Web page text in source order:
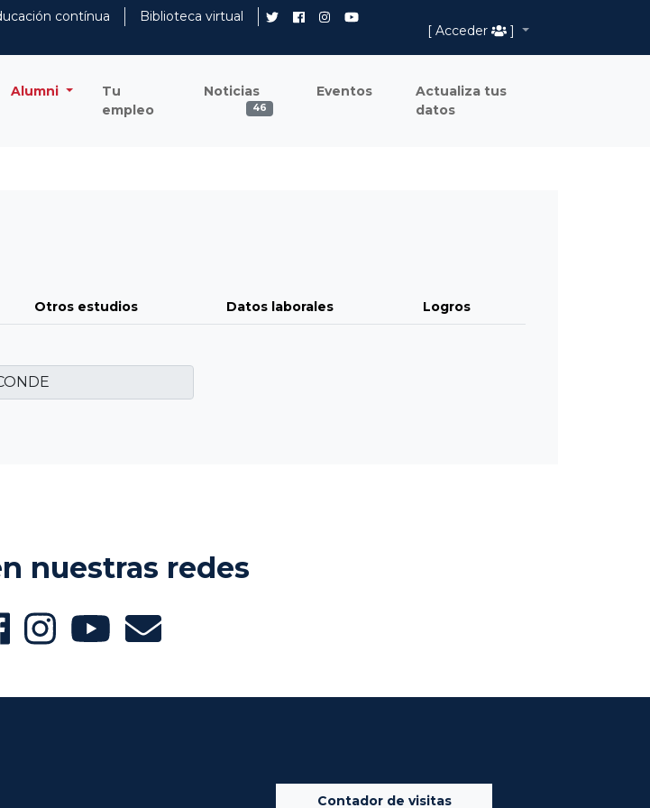
contínua
Biblioteca virtual
[ Acceder
]
Alumni
Tu
empleo
Noticias
46
Eventos
Actualiza tus
datos
Otros estudios Datos laborales Logros
nuestras redes
Contador de visitas